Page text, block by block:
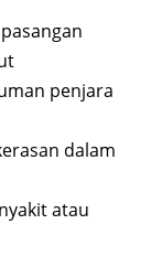
penjara
dalam
atau